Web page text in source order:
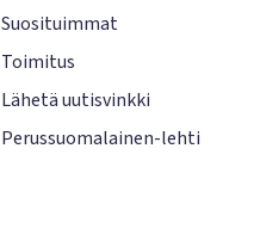
Suosituimmat
Toimitus
Lähetä uutisvinkki
Perussuomalainen-lehti